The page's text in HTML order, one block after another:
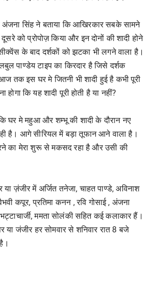
अंजना सिंह ने बताया कि आखिरकार सबके सामने
को प्रोपोज़ किया और इन दोनों की शादी होने
के बाद दर्शकों को झटका भी लगने वाला है।
पाण्डेय टाइप का किरदार है जिसे दर्शक
तक इस घर मे जितनी भी शादी हुई है कभी पूरी
होगा कि यह शादी पूरी होती है या नहीं?
घर मे महुआ और शम्भू की शादी के दौरान नए
है। आगे सीरियल में बड़ा तूफान आने वाला है।
का मेरा शुरू से मकसद रहा है और उसी की
ज़ंजीर में अर्जित तनेजा, चाहत पाण्डे, अविनाश
कपूर, प्रतिमा कनन , रवि गोसाई , अंजना
भट्टाचार्जी, ममता सोलंकी सहित कई कलाकार हैं।
या जंजीर हर सोमवार से शनिवार रात 8 बजे